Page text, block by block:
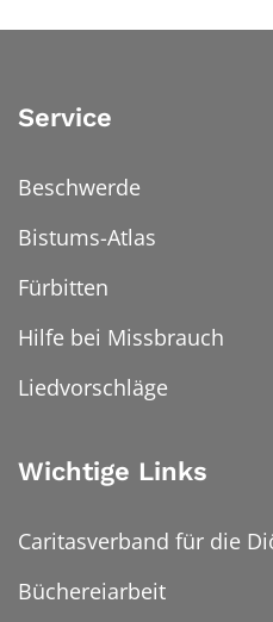
Service
Beschwerde
Bistums-Atlas
Fürbitten
Hilfe bei Missbrauch
Liedvorschläge
Wichtige Links
Caritasverband für die
Büchereiarbeit